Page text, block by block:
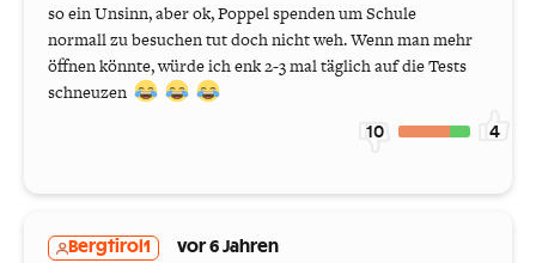
so ein Unsinn, aber ok, Poppel spenden um Schule
normall zu besuchen tut doch nicht weh. Wenn man mehr
öffnen könnte, würde ich enk 2-3 mal täglich auf die Tests
schneuzen
10 4
Bergtirol1 vor 6 Jahren